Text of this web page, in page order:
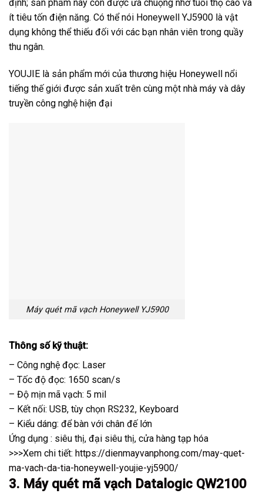
định; sản phẩm này còn được ưa chuộng nhờ tuổi thọ cao và
ít tiêu tốn điện năng. Có thể nói Honeywell YJ5900 là vật
dụng không thể thiếu đối với các bạn nhân viên trong quầy
thu ngân.
YOUJIE là sản phẩm mới của thương hiệu Honeywell nổi
tiếng thế giới được sản xuất trên cùng một nhà máy và dây
truyền công nghệ hiện đại
Máy quét mã vạch Honeywell YJ5900
Thông số kỹ thuật:
– Công nghệ đọc: Laser
– Tốc độ đọc: 1650 scan/s
– Độ mịn mã vạch: 5 mil
– Kết nối: USB, tùy chọn RS232, Keyboard
– Kiểu dáng: để bàn với chân đế lớn
Ứng dụng : siêu thị, đại siêu thị, cửa hàng tạp hóa
>>>Xem chi tiết: https://dienmayvanphong.com/may-quet-
ma-vach-da-tia-honeywell-youjie-yj5900/
3. Máy quét mã vạch Datalogic QW2100